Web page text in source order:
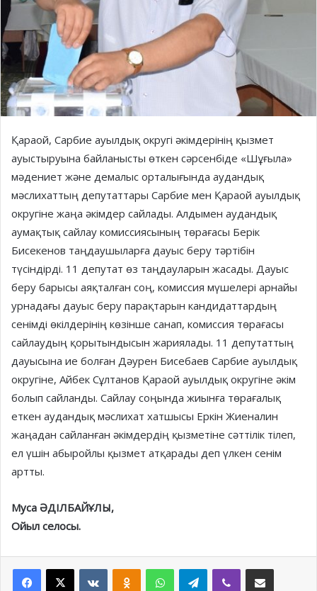
Қараой, Сарбие ауылдық округі әкімдерінің қызмет
ауыстыруына байланысты өткен сәрсенбіде «Шұғыла»
мәдениет және демалыс орталығында аудандық
мәслихаттың депутаттары Сарбие мен Қараой ауылдық
округіне жаңа әкімдер сайлады. Алдымен аудандық
аумақтық сайлау комиссиясының төрағасы Берік
Бисекенов таңдаушыларға дауыс беру тәртібін
түсіндірді. 11 депутат өз таңдауларын жасады. Дауыс
беру барысы аяқталған соң, комиссия мүшелері арнайы
урнадағы дауыс беру парақтарын кандидаттардың
сенімді өкілдерінің көзінше санап, комиссия төрағасы
сайлаудың қорытындысын жариялады. 11 депутаттың
дауысына ие болған Дәурен Бисебаев Сарбие ауылдық
округіне, Айбек Сұлтанов Қараой ауылдық округіне әкім
болып сайланды. Сайлау соңында жиынға төрағалық
еткен аудандық мәслихат хатшысы Еркін Жиеналин
жаңадан сайланған әкімдердің қызметіне сәттілік тілеп,
ел үшін абыройлы қызмет атқарады деп үлкен сенім
артты.
Муса ӘДІЛБАЙҰЛЫ,
Ойыл селосы.
Facebook
X VKontakteOdnoklassniki
WhatsAppTelegramViber Share via Email